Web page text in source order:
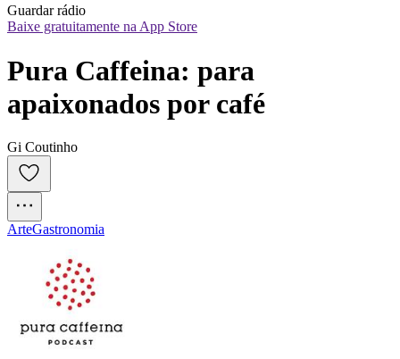
Guardar rádio
Baixe gratuitamente na App Store
Pura Caffeina: para
apaixonados por café
Gi Coutinho
ArteGastronomia